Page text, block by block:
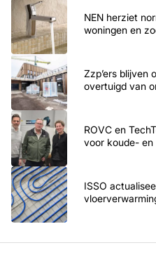
NEN herziet
woningen en
Zzp’ers blijven
overtuigd van
ROVC en
voor koude-
ISSO